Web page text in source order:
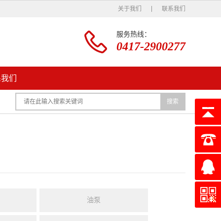
关于我们 联系我们
服务热线：
0417-2900277
们
搜索
油泵